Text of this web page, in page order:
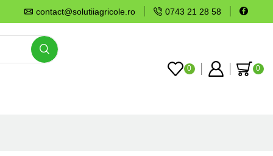
contact@solutiiagricole.ro 0743 21 28 58
0 0